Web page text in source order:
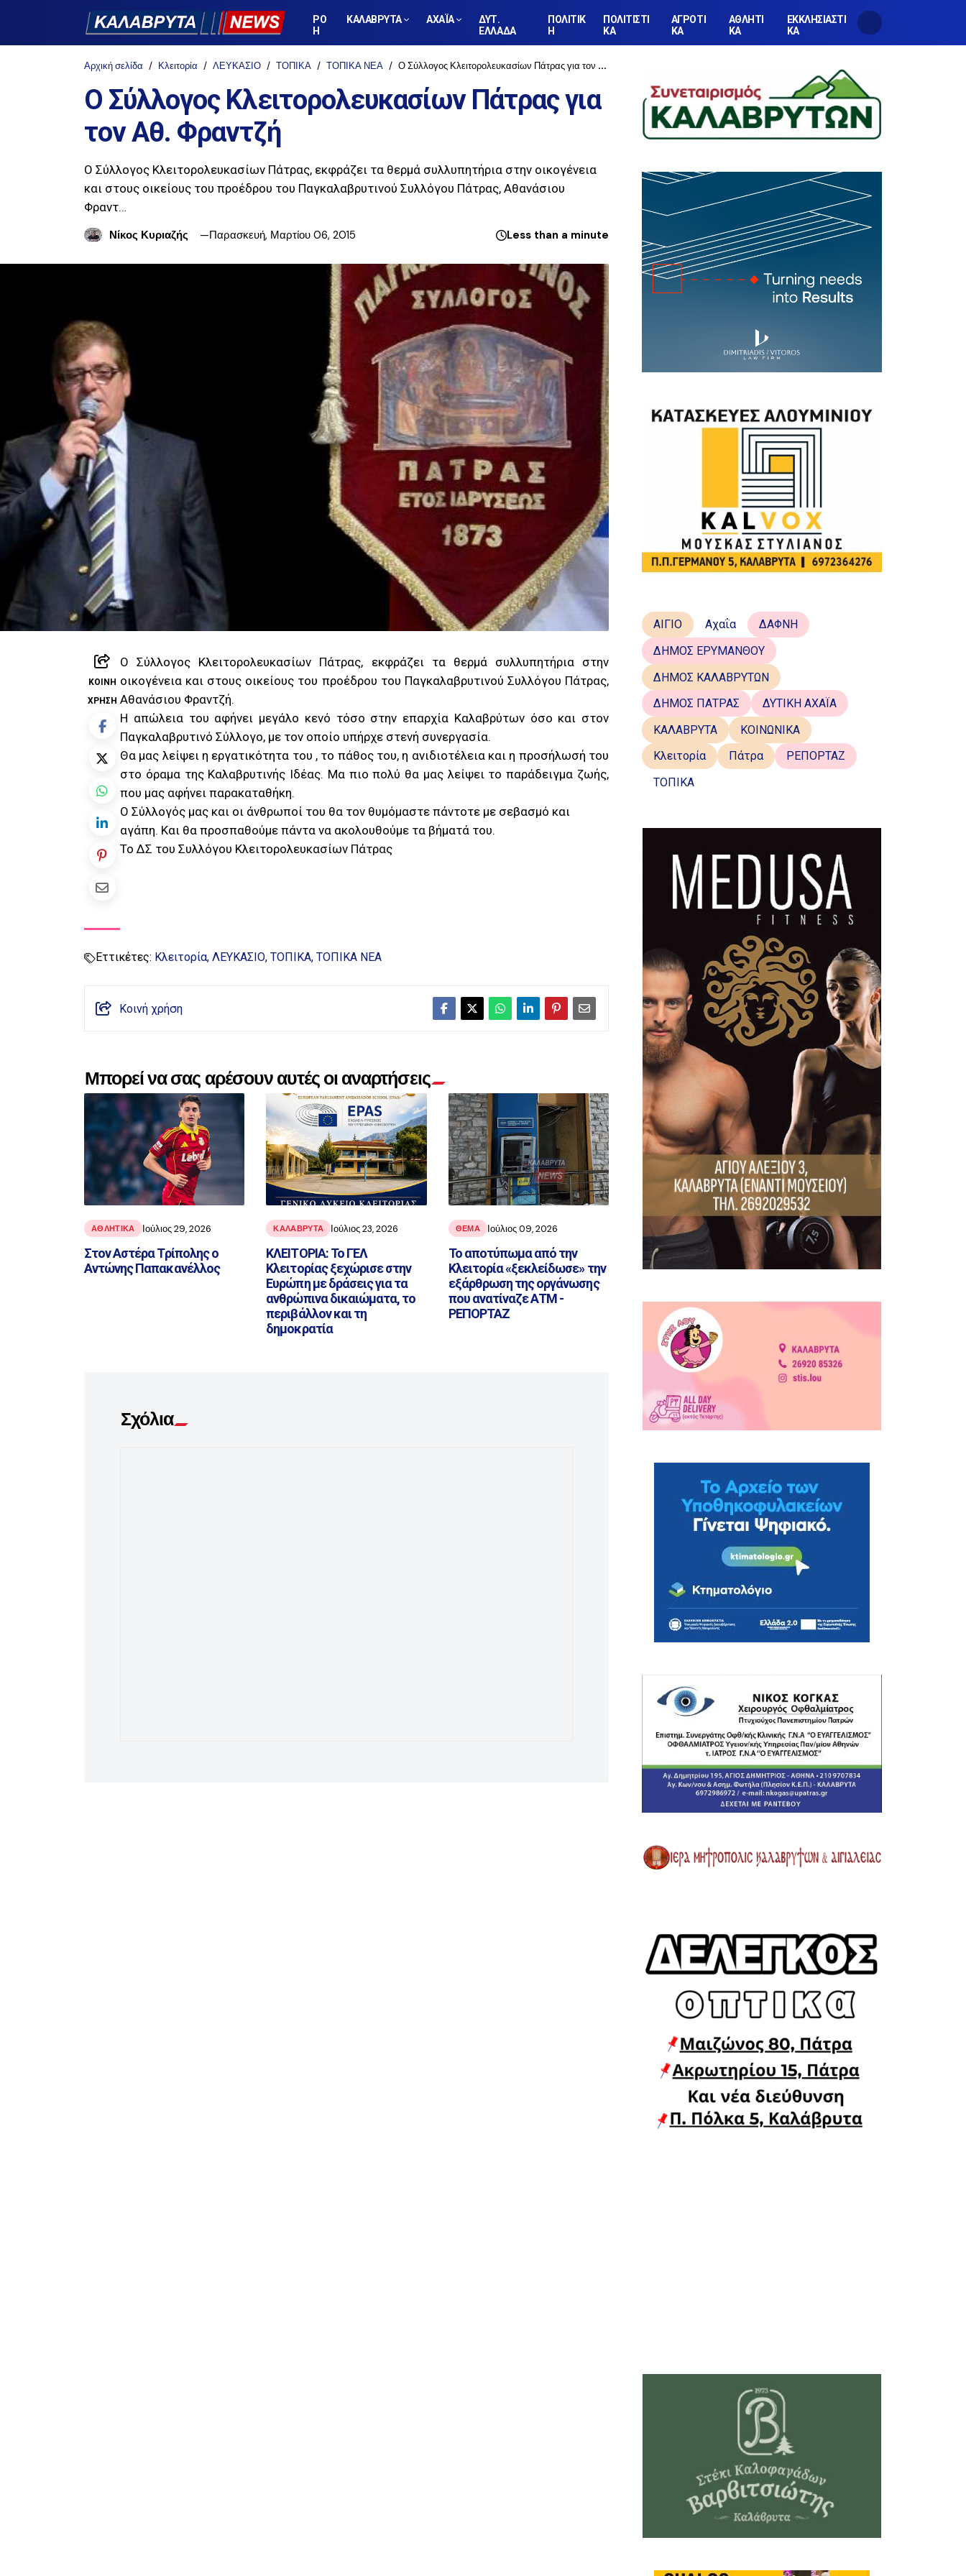
ΡΟ
Η
ΚΑΛΑΒΡΥΤΑ ΑΧΑΪΑ
ΔΥΤ.
ΕΛΛΑΔΑ
ΠΟΛΙΤΙΚ
Η
ΠΟΛΙΤΙΣΤΙ
ΚΑ
ΑΓΡΟΤΙ
ΚΑ
ΑΘΛΗΤΙ
ΚΑ
ΕΚΚΛΗΣΙΑΣΤΙ
ΚΑ
Αρχική σελίδα Κλειτορία ΛΕΥΚΑΣΙΟ ΤΟΠΙΚΑ ΤΟΠΙΚΑ ΝΕΑ Ο Σύλλογος Κλειτορολευκασίων Πάτρας για τον Αθ. Φραντζή
Ο Σύλλογος Κλειτορολευκασίων Πάτρας για
τον Αθ. Φραντζή
Ο Σύλλογος Κλειτορολευκασίων Πάτρας, εκφράζει τα θερμά συλλυπητήρια στην οικογένεια
και στους οικείους του προέδρου του Παγκαλαβρυτινού Συλλόγου Πάτρας, Αθανάσιου
Φραντ…
Νίκος Κυριαζής
Παρασκευή, Μαρτίου 06, 2015 Less than a minute
ΚΟΙΝΉ
ΧΡΉΣΗ
Ο Σύλλογος Κλειτορολευκασίων Πάτρας, εκφράζει τα θερμά συλλυπητήρια στην
οικογένεια και στους οικείους του προέδρου του Παγκαλαβρυτινού Συλλόγου Πάτρας,
Αθανάσιου Φραντζή.
Η απώλεια του αφήνει μεγάλο κενό τόσο στην επαρχία Καλαβρύτων όσο και στον
Παγκαλαβρυτινό Σύλλογο, με τον οποίο υπήρχε στενή συνεργασία.
Θα μας λείψει η εργατικότητα του , το πάθος του, η ανιδιοτέλεια και η προσήλωσή του
στο όραμα της Καλαβρυτινής Ιδέας. Μα πιο πολύ θα μας λείψει το παράδειγμα ζωής,
που μας αφήνει παρακαταθήκη.
Ο Σύλλογός μας και οι άνθρωποί του θα τον θυμόμαστε πάντοτε με σεβασμό και
αγάπη. Και θα προσπαθούμε πάντα να ακολουθούμε τα βήματά του.
Το ΔΣ του Συλλόγου Κλειτορολευκασίων Πάτρας
Εττικέτες: Κλειτορία ΛΕΥΚΑΣΙΟ ΤΟΠΙΚΑ ΤΟΠΙΚΑ ΝΕΑ
Κοινή χρήση
Μπορεί να σας αρέσουν αυτές οι αναρτήσεις
ΑΘΛΗΤΙΚΑ Ιούλιος 29, 2026
Στον Αστέρα Τρίπολης ο
Αντώνης Παπακανέλλος
ΚΑΛΑΒΡΥΤΑ Ιούλιος 23, 2026
ΚΛΕΙΤΟΡΙΑ: Το ΓΕΛ
Κλειτορίας ξεχώρισε στην
Ευρώπη με δράσεις για τα
ανθρώπινα δικαιώματα, το
περιβάλλον και τη
δημοκρατία
ΘΕΜΑ Ιούλιος 09, 2026
Το αποτύπωμα από την
Κλειτορία «ξεκλείδωσε» την
εξάρθρωση της οργάνωσης
που ανατίναζε ΑΤΜ -
ΡΕΠΟΡΤΑΖ
Σχόλια
ΑΙΓΙΟ Αχαΐα
ΔΑΦΝΗ
ΔΗΜΟΣ ΕΡΥΜΑΝΘΟΥ
ΔΗΜΟΣ ΚΑΛΑΒΡΥΤΩΝ
ΔΗΜΟΣ ΠΑΤΡΑΣ
ΔΥΤΙΚΗ ΑΧΑΪΑ
ΚΑΛΑΒΡΥΤΑ
ΚΟΙΝΩΝΙΚΑ
Κλειτορία
Πάτρα
ΡΕΠΟΡΤΑΖ
ΤΟΠΙΚΑ